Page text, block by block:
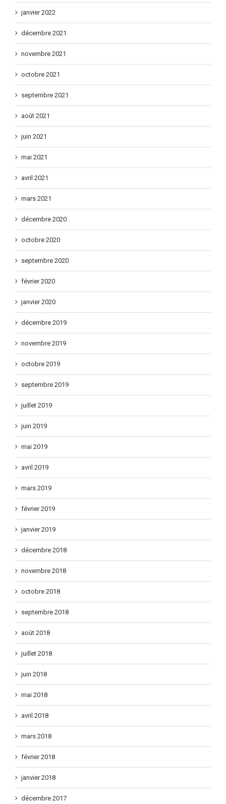
février 2022
janvier 2022
décembre 2021
novembre 2021
octobre 2021
septembre 2021
août 2021
juin 2021
mai 2021
avril 2021
mars 2021
décembre 2020
octobre 2020
septembre 2020
février 2020
janvier 2020
décembre 2019
novembre 2019
octobre 2019
septembre 2019
juillet 2019
juin 2019
mai 2019
avril 2019
mars 2019
février 2019
janvier 2019
décembre 2018
novembre 2018
octobre 2018
septembre 2018
août 2018
juillet 2018
juin 2018
mai 2018
avril 2018
mars 2018
février 2018
janvier 2018